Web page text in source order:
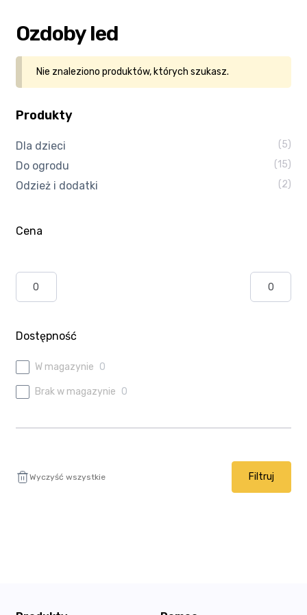
Kasa
Kontakt
Polityka prywatności
Regulamin sklepu
Ozdoby led
Nie znaleziono produktów, których szukasz.
Produkty
Dla dzieci (5)
Do ogrodu (15)
Odzież i dodatki (2)
Cena
Dostępność
W magazynie 0
Brak w magazynie 0
Filtruj
Wyczyść wszystkie